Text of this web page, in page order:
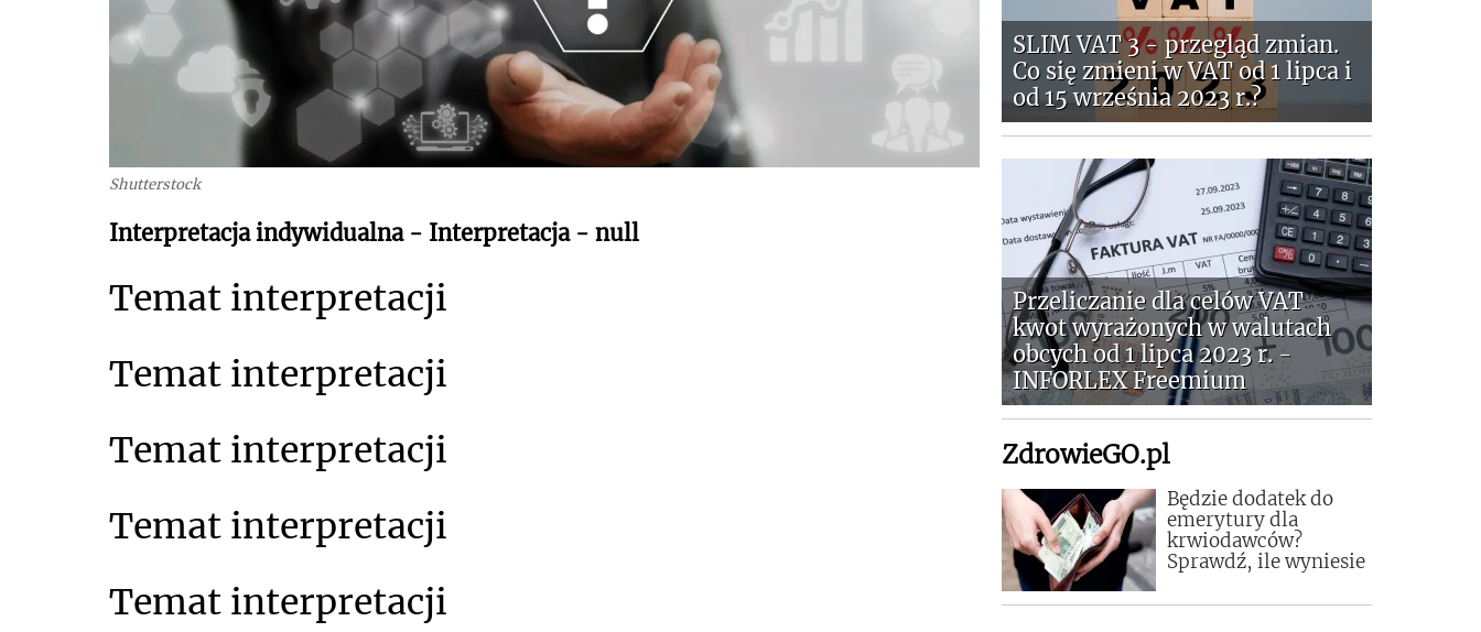
Shutterstock
Interpretacja indywidualna - Interpretacja - null
Temat interpretacji
Temat interpretacji
Temat interpretacji
Temat interpretacji
Temat interpretacji
SLIM VAT 3 - przegląd zmian.
Co się zmieni w VAT od 1 lipca i
od 15 września 2023 r.?
Przeliczanie dla celów VAT
kwot wyrażonych w walutach
obcych od 1 lipca 2023 r. -
INFORLEX Freemium
ZdrowieGO.pl
Będzie dodatek do
emerytury dla
krwiodawców?
Sprawdź, ile wyniesie